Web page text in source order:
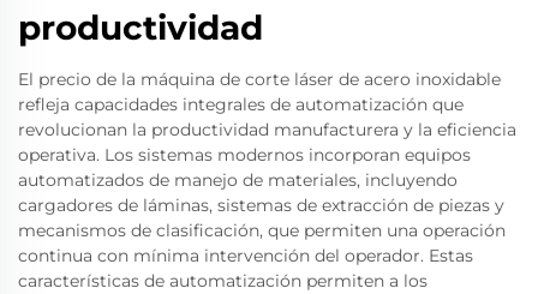
productividad
El precio de la máquina de corte láser de acero inoxidable
refleja capacidades integrales de automatización que
revolucionan la productividad manufacturera y la eficiencia
operativa. Los sistemas modernos incorporan equipos
automatizados de manejo de materiales, incluyendo
cargadores de láminas, sistemas de extracción de piezas y
mecanismos de clasificación, que permiten una operación
continua con mínima intervención del operador. Estas
características de automatización permiten a los